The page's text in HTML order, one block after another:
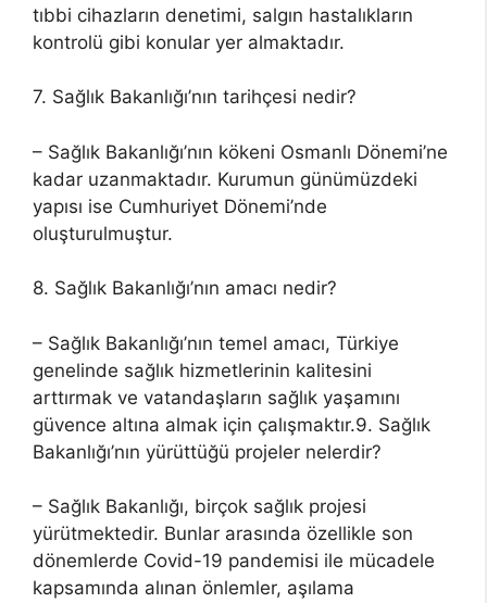
tıbbi cihazların denetimi, salgın hastalıkların
kontrolü gibi konular yer almaktadır.
7. Sağlık Bakanlığı’nın tarihçesi nedir?
– Sağlık Bakanlığı’nın kökeni Osmanlı Dönemi’ne
kadar uzanmaktadır. Kurumun günümüzdeki
yapısı ise Cumhuriyet Dönemi’nde
oluşturulmuştur.
8. Sağlık Bakanlığı’nın amacı nedir?
– Sağlık Bakanlığı’nın temel amacı, Türkiye
genelinde sağlık hizmetlerinin kalitesini
arttırmak ve vatandaşların sağlık yaşamını
güvence altına almak için çalışmaktır.9. Sağlık
Bakanlığı’nın yürüttüğü projeler nelerdir?
– Sağlık Bakanlığı, birçok sağlık projesi
yürütmektedir. Bunlar arasında özellikle son
dönemlerde Covid-19 pandemisi ile mücadele
kapsamında alınan önlemler, aşılama